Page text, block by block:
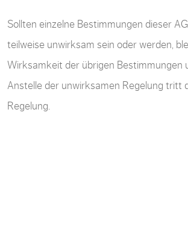
Sollten einzelne Bestimmungen dieser
teilweise unwirksam sein oder werden,
Wirksamkeit der übrigen Bestimmungen
Anstelle der unwirksamen Regelung tritt
Regelung.